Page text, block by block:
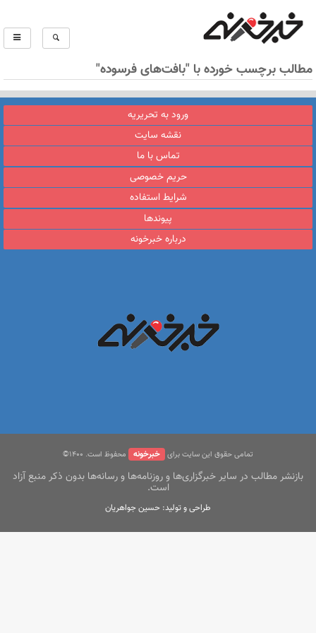
مطالب برچسب خورده با "بافت‌های فرسوده"
ورود به تحریریه
نقشه سایت
تماس با ما
حریم خصوصی
شرایط استفاده
پیوندها
درباره خبرخونه
تمامی حقوق این سایت برای خبرخونه محفوظ است. ۱400©
بازنشر مطالب در سایر خبرگزاری‌ها و روزنامه‌ها و رسانه‌ها بدون ذکر منبع آزاد
است.
طراحی و تولید: حسین جواهریان